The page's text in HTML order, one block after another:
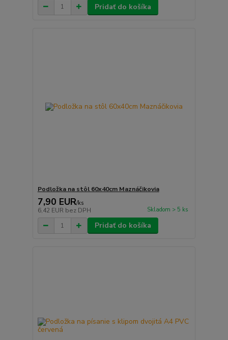
Pridať do košíka
Podložka na stôl 60x40cm Maznáčikovia
7,90 EUR/ks
6,42 EUR bez DPH Skladom > 5 ks
Pridať do košíka